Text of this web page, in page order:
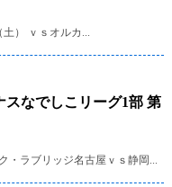
） ｖｓオルカ...
スなでしこリーグ1部 第
・ラブリッジ名古屋ｖｓ静岡...